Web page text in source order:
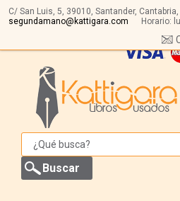
C/ San Luis, 5, 39010, Santander, Cantabria,
segundamano@kattigara.com
Horario: